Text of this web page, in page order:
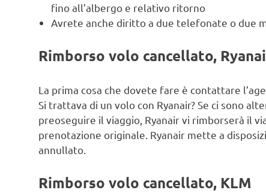
fino all’albergo e relativo ritorno
Avrete anche diritto a due telefonate o due
Rimborso volo cancellato,
La prima cosa che dovete fare è contattare
Si trattava di un volo con Ryanair? Se ci sono
preoseguire il viaggio, Ryanair vi rimborserà il
prenotazione originale. Ryanair mette a
annullato.
Rimborso volo cancellato, KLM